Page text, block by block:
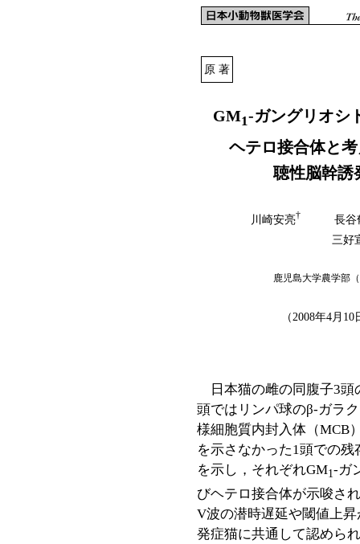
原 著
GM1-ガングリオシ
ヘテロ接合体と
聴性脳幹誘
川崎安亮† 長谷
三
鹿児島大学農学部
（ 2008年4月10
日本猫の雌の同腹子3頭
頭ではリンパ球のβ-ガラ
様細胞質内封入体（MCB
を示さなかった1頭での
を示し，それぞれGM1-ガ
びヘテロ接合体が示唆さ
V波の潜時遅延や閾値上
発症猫に共通して認めら